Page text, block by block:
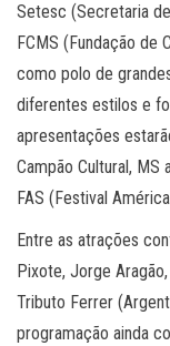
Setesc (Secretaria
FCMS (Fundação de
como polo de
diferentes estilos e
apresentações
Campão Cultural, MS
FAS (Festival
Entre as atrações
Pixote, Jorge
Tributo Ferrer
programação ainda